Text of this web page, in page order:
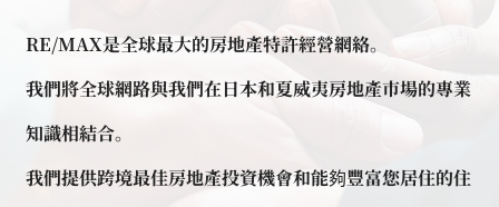
RE/MAX是全球最大的房地產特許經營網絡。
我們將全球網路與我們在日本和夏威夷房地產市場的專業
知識相結合。
我們提供跨境最佳房地產投資機會和能夠豐富您居住的住